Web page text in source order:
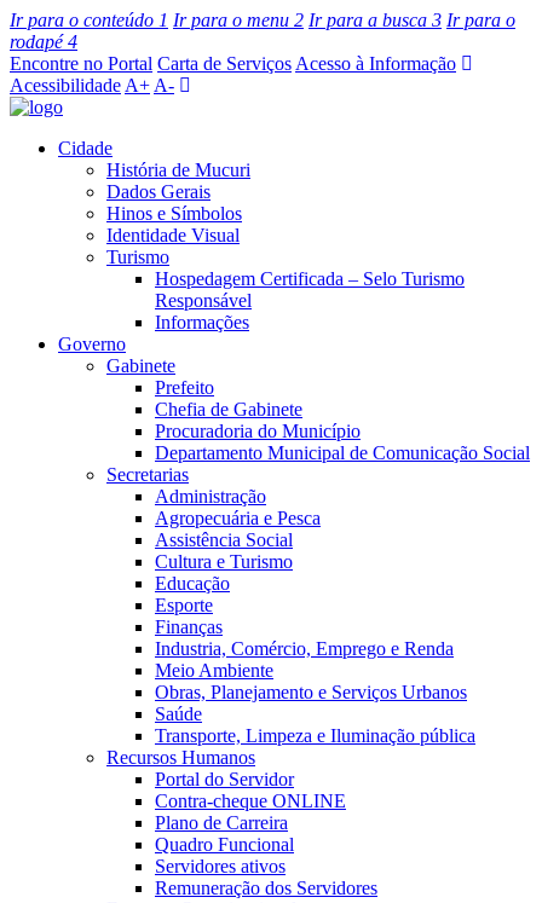
Ir para o conteúdo 1 Ir para o menu 2 Ir para a busca 3 Ir para o
rodapé4
Encontre no Portal Carta de Serviços Acesso à Informação
Acessibilidade A+ A-
Cidade
História de Mucuri
Dados Gerais
Hinos e Símbolos
Identidade Visual
Turismo
Hospedagem Certificada – Selo Turismo
Responsável
Informações
Governo
Gabinete
Prefeito
Chefia de Gabinete
Procuradoria do Município
Departamento Municipal de Comunicação Social
Secretarias
Administração
Agropecuária e Pesca
Assistência Social
Cultura e Turismo
Educação
Esporte
Finanças
Industria, Comércio, Emprego e Renda
Meio Ambiente
Obras, Planejamento e Serviços Urbanos
Saúde
Transporte, Limpeza e Iluminação pública
Recursos Humanos
Portal do Servidor
Contra-cheque ONLINE
Plano de Carreira
Quadro Funcional
Servidores ativos
Remuneração dos Servidores